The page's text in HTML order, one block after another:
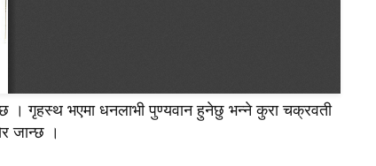
। गृहस्थ भएमा धनलाभी पुण्यवान हुनेछु भन्ने कुरा चक्रवती
जान्छ ।